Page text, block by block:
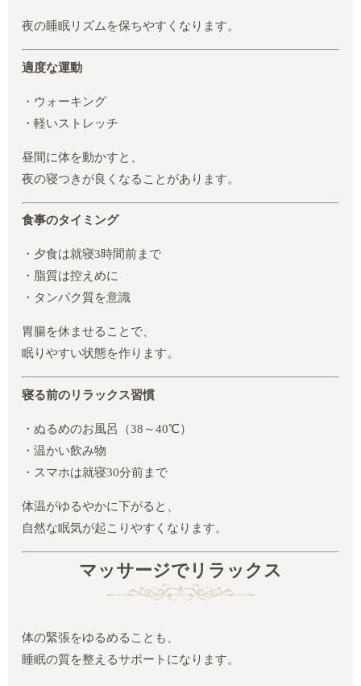
夜の睡眠リズムを保ちやすくなります。
適度な運動
・ウォーキング
・軽いストレッチ
昼間に体を動かすと、
夜の寝つきが良くなることがあります。
食事のタイミング
・夕食は就寝3時間前まで
・脂質は控えめに
・タンパク質を意識
胃腸を休ませることで、
眠りやすい状態を作ります。
寝る前のリラックス習慣
・ぬるめのお風呂（38～40℃）
・温かい飲み物
・スマホは就寝30分前まで
体温がゆるやかに下がると、
自然な眠気が起こりやすくなります。
マッサージでリラックス
体の緊張をゆるめることも、
睡眠の質を整えるサポートになります。